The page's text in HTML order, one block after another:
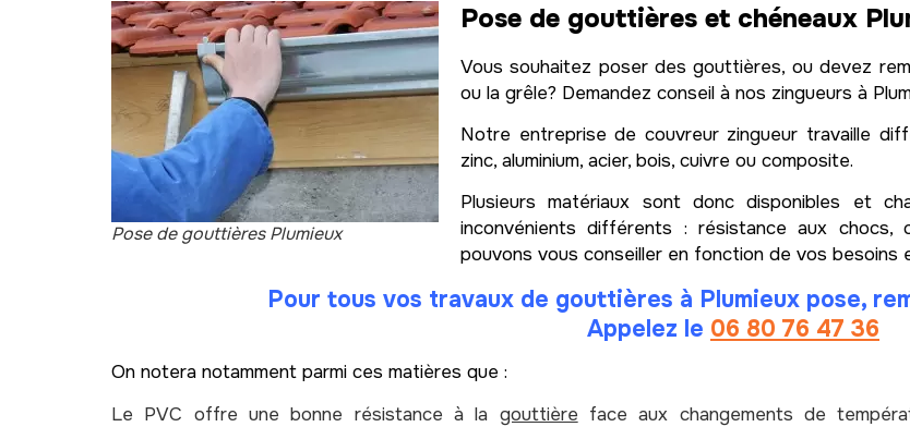
Pose de gouttières Plumieux
Pose de gouttières et chéneaux
Vous souhaitez poser des gouttières, ou devez
ou la grêle? Demandez conseil à nos zingueurs à
Notre entreprise de couvreur zingueur travaille
zinc, aluminium, acier, bois, cuivre ou composite.
Plusieurs matériaux sont donc disponibles et
inconvénients différents : résistance aux
pouvons vous conseiller en fonction de vos besoins
Pour tous vos travaux de gouttières à Plumieux pose,
Appelez le 06 80 76 47 36
On notera notamment parmi ces matières que :
Le PVC offre une bonne résistance à la gouttière face aux changements de